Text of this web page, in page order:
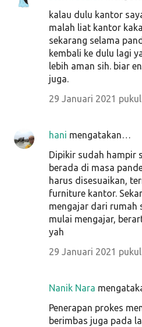
kalau dulu kantor
malah liat kantor
sekarang selama
kembali ke dulu lagi
lebih aman sih. biar
juga.
29 Januari 2021 pukul
hani mengatakan…
Dipikir sudah hampir
berada di masa
harus disesuaikan,
furniture kantor.
mengajar dari rumah
mulai mengajar,
yah
29 Januari 2021
Nanik Nara
Penerapan prokes
berimbas juga pada